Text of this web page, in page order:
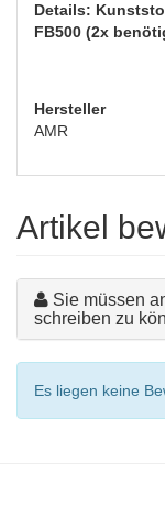
Details:
FB500 (2x
Hersteller
AMR
Artikel
Sie müssen
schreiben zu
Es liegen keine